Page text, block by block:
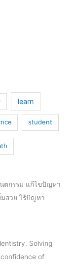
learn
student
ตกรรม แก้ไขปัญหา
สวย ไร้ปัญหา
Solving
of